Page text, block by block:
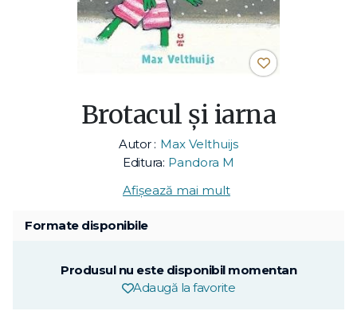
Brotacul și iarna
Autor : Max Velthuijs
Editura: Pandora M
Afișează mai mult
Formate disponibile
Produsul nu este disponibil momentan
Adaugă la favorite